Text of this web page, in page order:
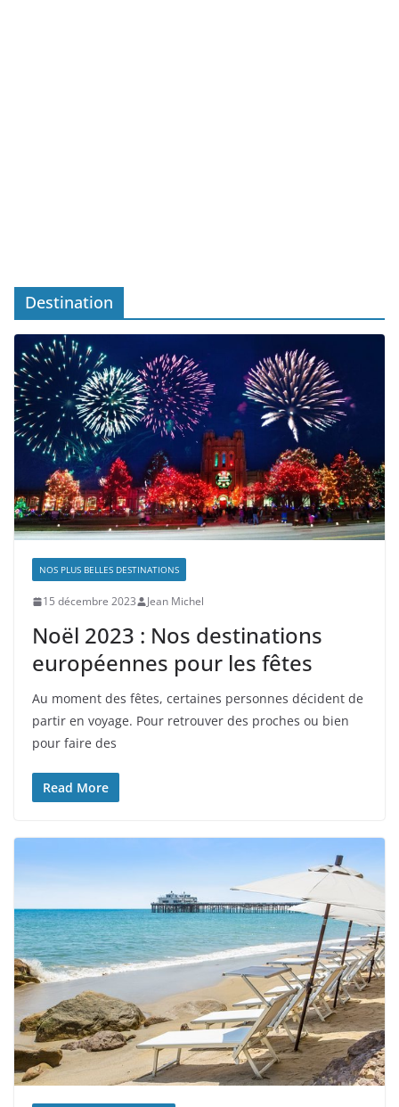
Destination
NOS PLUS BELLES DESTINATIONS
15 décembre 2023 Jean Michel
Noël 2023 : Nos destinations
européennes pour les fêtes
Au moment des fêtes, certaines personnes décident de
partir en voyage. Pour retrouver des proches ou bien
pour faire des
Read More